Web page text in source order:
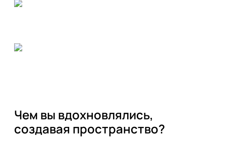
Чем вы вдохновлялись,
создавая пространство?